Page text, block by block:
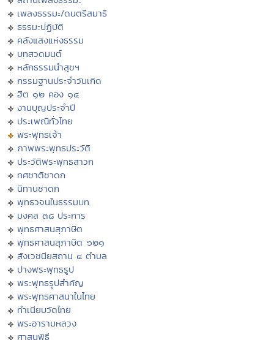
เพลงธรรมะ/ดนตรีสมาธิ
ธรรมะปฏิบัติ
คลังแสงแห่งธรรม
บทสวดมนต์
หลักธรรมนำสุขฯ
กรรมฐานประจำวันเกิด
ฮีต ๑๒ คอง ๑๔
งานบุญประจำปี
ประเพณีทั่วไทย
พระพุทธเจ้า
ภาพพระพุทธประวัติ
ประวัติพระพุทธสาวก
ทศชาติชาดก
นิทานชาดก
พุทธวจนในธรรมบท
มงคล ๓๘ ประการ
พุทธศาสนสุภาษิต
พุทธศาสนสุภาษิต ๖๒๑
สังเวชนียสถาน ๔ ตำบล
ปางพระพุทธรูป
พระพุทธรูปสำคัญ
พระพุทธศาสนาในไทย
ทำเนียบวัดไทย
พระอารามหลวง
ศาสนพิธี